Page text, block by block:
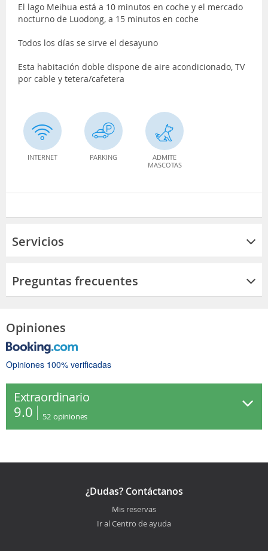
El lago Meihua está a 10 minutos en coche y el mercado
nocturno de Luodong, a 15 minutos en coche
Todos los días se sirve el desayuno
Esta habitación doble dispone de aire acondicionado, TV
por cable y tetera/cafetera
INTERNET PARKING
ADMITE
MASCOTAS
Servicios
Preguntas frecuentes
Opiniones
Opiniones 100% verificadas
Extraordinario
9.0 52 opiniones
¿Dudas? Contáctanos
Mis reservas
Ir al Centro de ayuda